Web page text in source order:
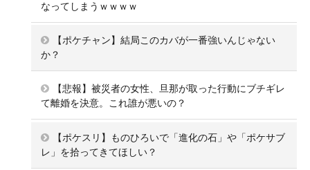
なってしまうｗｗｗｗ
【ポケチャン】結局このカバが一番強いんじゃない
か？
【悲報】被災者の女性、旦那が取った行動にブチギレ
て離婚を決意。これ誰が悪いの？
【ポケスリ】ものひろいで「進化の石」や「ポケサブ
レ」を拾ってきてほしい？